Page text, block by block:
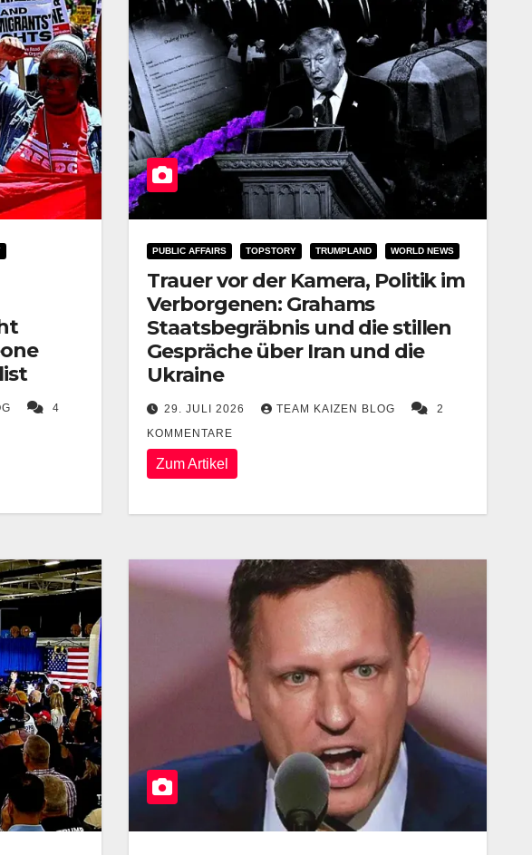
4
PUBLIC AFFAIRS TOPSTORY TRUMPLAND WORLD NEWS
Trauer vor der Kamera, Politik im
Verborgenen: Grahams
Staatsbegräbnis und die stillen
Gespräche über Iran und die
Ukraine
29. JULI 2026 TEAM KAIZEN BLOG
2
KOMMENTARE
Zum Artikel